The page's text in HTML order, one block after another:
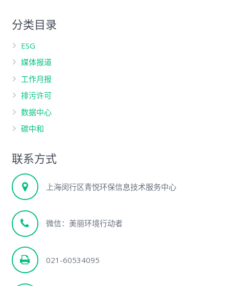
分类目录
ESG
媒体报道
工作月报
排污许可
数据中心
碳中和
联系方式
上海闵行区青悦环保信息技术服务中心
微信：美丽环境行动者
021-60534095